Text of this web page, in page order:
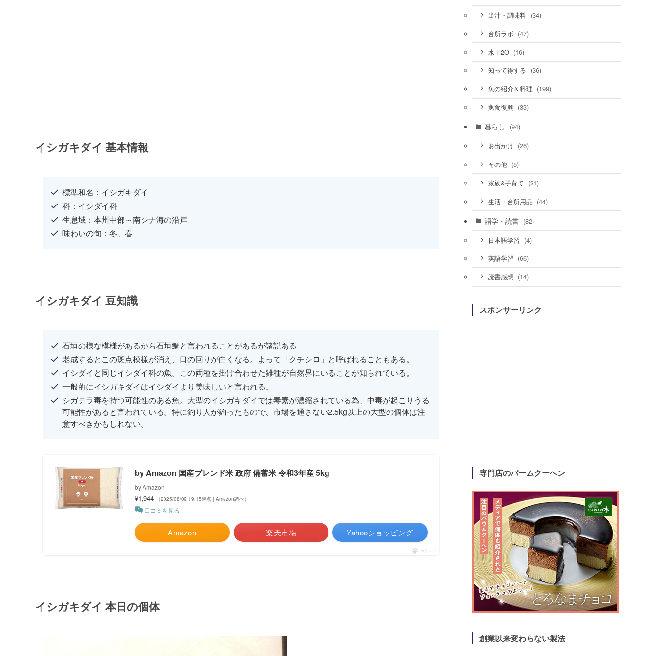
イシガキダイ 基本情報
標準和名：イシガキダイ
科：イシダイ科
生息域：本州中部～南シナ海の沿岸
味わいの旬：冬、春
イシガキダイ 豆知識
石垣の様な模様があるから石垣鯛と言われることがあるが諸説ある
老成するとこの斑点模様が消え、口の回りが白くなる。よって「クチシロ」と呼ばれることもある。
イシダイと同じイシダイ科の魚。この両種を掛け合わせた雑種が自然界にいることが知られている。
一般的にイシガキダイはイシダイより美味しいと言われる。
シガテラ毒を持つ可能性のある魚。大型のイシガキダイでは毒素が濃縮されている為、中毒が起こりうる
可能性があると言われている。特に釣り人が釣ったもので、市場を通さない2.5kg以上の大型の個体は注
意すべきかもしれない。
by Amazon 国産ブレンド米 政府 備蓄米 令和3年産 5kg
by Amazon
¥1,944 （2025/08/09 19:15時点 | Amazon調べ）
口コミを見る
Amazon 楽天市場 Yahooショッピング
ポチップ
イシガキダイ 本日の個体
出汁・調味料 (34)
台所ラボ (47)
水 H2O (16)
知って得する (36)
魚の紹介＆料理 (199)
魚食復興 (33)
暮らし (94)
お出かけ (26)
その他 (5)
家族&子育て (31)
生活・台所用品 (44)
語学・読書 (82)
日本語学習 (4)
英語学習 (66)
読書感想 (14)
スポンサーリンク
専門店のバームクーヘン
創業以来変わらない製法